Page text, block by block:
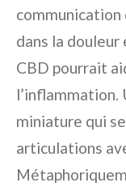
communication
dans la douleur
CBD pourrait
l’inflammation.
miniature qui
articulations